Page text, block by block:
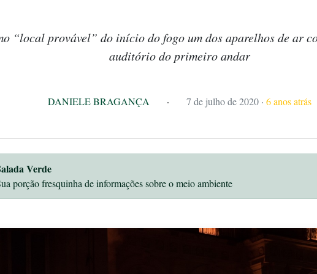
“local provável” do início do fogo um dos aparelhos de ar
auditório do primeiro andar
DANIELE BRAGANÇA · 7 de julho de 2020 · 6 anos atrás
Verde
porção fresquinha de informações sobre o meio ambiente